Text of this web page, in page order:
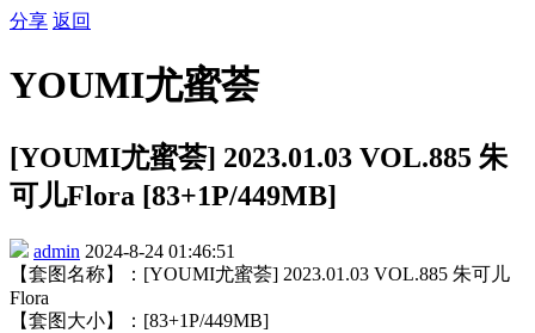
分享 返回
YOUMI尤蜜荟
[YOUMI尤蜜荟] 2023.01.03 VOL.885 朱
可儿Flora [83+1P/449MB]
admin 2024-8-24 01:46:51
【套图名称】：[YOUMI尤蜜荟] 2023.01.03 VOL.885 朱可儿
Flora
【套图大小】：[83+1P/449MB]